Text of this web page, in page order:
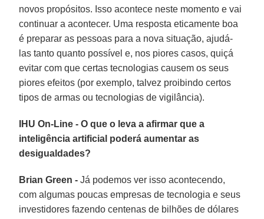
novos propósitos. Isso acontece neste momento e vai
continuar a acontecer. Uma resposta eticamente boa
é preparar as pessoas para a nova situação, ajudá-
las tanto quanto possível e, nos piores casos, quiçá
evitar com que certas tecnologias causem os seus
piores efeitos (por exemplo, talvez proibindo certos
tipos de armas ou tecnologias de vigilância).
IHU On-Line - O que o leva a afirmar que a
inteligência artificial poderá aumentar as
desigualdades?
Brian Green - Já podemos ver isso acontecendo,
com algumas poucas empresas de tecnologia e seus
investidores fazendo centenas de bilhões de dólares